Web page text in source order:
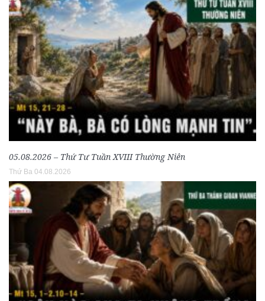
05.08.2026 – Thứ Tư Tuần XVIII Thường Niên
Thứ Ba 04.08.2026